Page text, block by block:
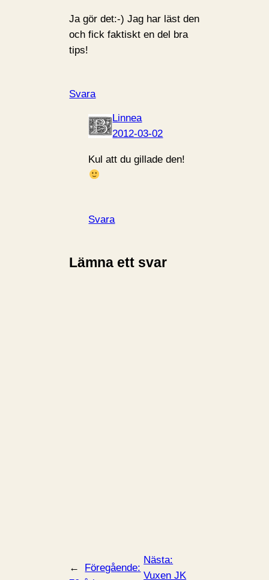
Ja gör det:-) Jag har läst den
och fick faktiskt en del bra
tips!
Svara
Linnea
2012-03-02
Kul att du gillade den!
Svara
Lämna ett svar
←
Föregående:
Nästa:
Vuxen JK